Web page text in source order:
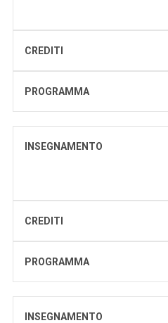
CREDITI
PROGRAMMA
INSEGNAMENTO
CREDITI
PROGRAMMA
INSEGNAMENTO